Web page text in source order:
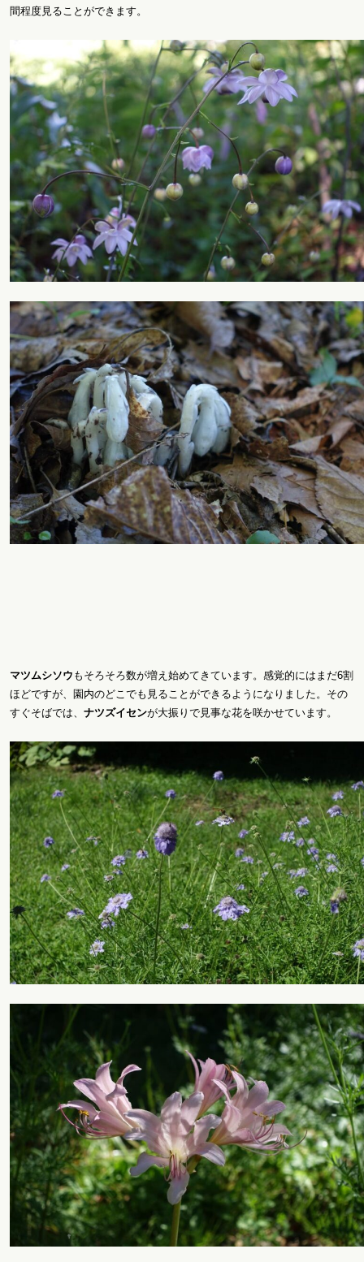
間程度見ることができます。
マツムシソウ もそろそろ数が増え始めてきています。感覚的にはまだ6割
ほどですが、園内のどこでも見ることができるようになりました。その
すぐそばでは、 ナツズイセンが大振りで見事な花を咲かせています。